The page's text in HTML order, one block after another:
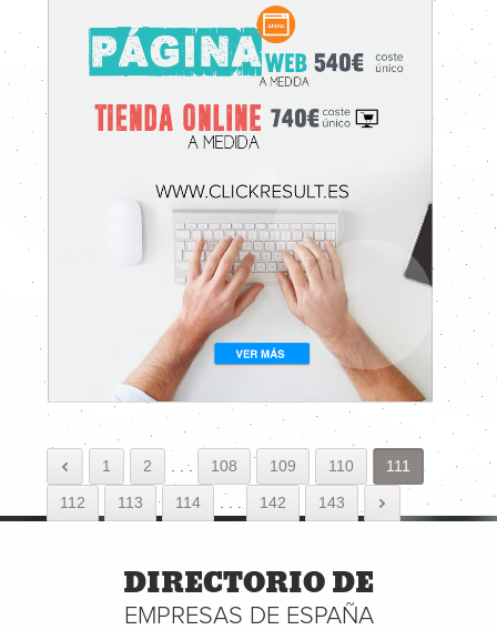
1 2 . 108 109 110 111
112 113 114 142 143
DIRECTORIO DE
EMPRESAS DE ESPAÑA